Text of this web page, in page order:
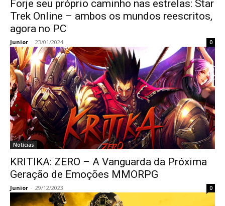
Forje seu próprio caminho nas estrelas: Star
Trek Online – ambos os mundos reescritos,
agora no PC
Junior - 23/01/2024 0
Notícias
KRITIKA: ZERO – A Vanguarda da Próxima
Geração de Emoções MMORPG
Junior - 29/12/2023 0